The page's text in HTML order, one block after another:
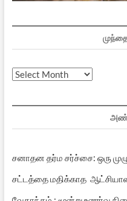
முந்தைய
சனாதன தர்ம சர்ச்சை: ஒரு
சட்டத்தை மதிக்காத